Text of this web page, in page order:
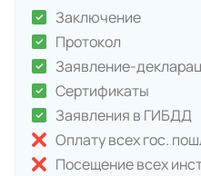
Заключение
Протокол
Заявление-
Сертификаты
Заявления в ГИБДД
Оплату всех гос.
Посещение всех